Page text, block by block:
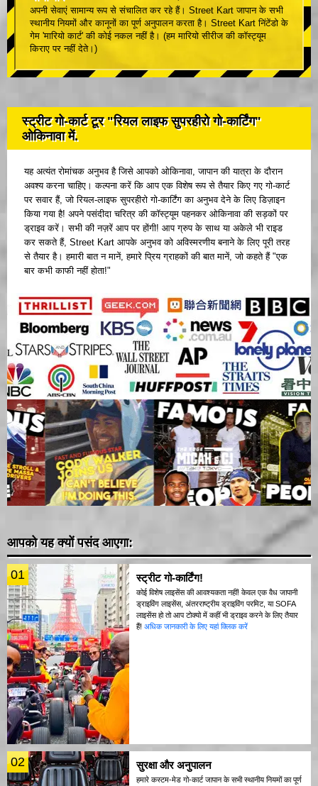
अपनी सेवाएं सामान्य रूप से संचालित कर रहे हैं। Street Kart जापान के सभी
स्थानीय नियमों और कानूनों का पूर्ण अनुपालन करता है। Street Kart निंटेंडो के
गेम 'मारियो कार्ट' की कोई नकल नहीं है। (हम मारियो सीरीज की कॉस्ट्यूम
किराए पर नहीं देते।)
स्ट्रीट गो-कार्ट टूर "रियल लाइफ सुपरहीरो गो-कार्टिंग"
ओकिनावा में.
यह अत्यंत रोमांचक अनुभव है जिसे आपको ओकिनावा, जापान की यात्रा के दौरान
अवश्य करना चाहिए। कल्पना करें कि आप एक विशेष रूप से तैयार किए गए गो-कार्ट
पर सवार हैं, जो रियल-लाइफ सुपरहीरो गो-कार्टिंग का अनुभव देने के लिए डिज़ाइन
किया गया है! अपने पसंदीदा चरित्र की कॉस्ट्यूम पहनकर ओकिनावा की सड़कों पर
ड्राइव करें। सभी की नज़रें आप पर होंगी! आप ग्रुप के साथ या अकेले भी राइड
कर सकते हैं, Street Kart आपके अनुभव को अविस्मरणीय बनाने के लिए पूरी तरह
से तैयार है। हमारी बात न मानें, हमारे प्रिय ग्राहकों की बात मानें, जो कहते हैं "एक
बार कभी काफी नहीं होता!"
आपको यह क्यों पसंद आएगा:
01 स्ट्रीट गो-कार्टिंग!
कोई विशेष लाइसेंस की आवश्यकता नहीं! केवल एक वैध जापानी
ड्राइविंग लाइसेंस, अंतरराष्ट्रीय ड्राइविंग परमिट, या SOFA
लाइसेंस हो तो आप टोक्यो में कहीं भी ड्राइव करने के लिए तैयार
हैं! अधिक जानकारी के लिए यहां क्लिक करें
02 सुरक्षा और अनुपालन
हमारे कस्टम-मेड गो-कार्ट जापान के सभी स्थानीय नियमों का पूर्ण